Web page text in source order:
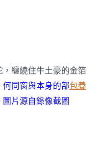
纏繞住牛土豪的金箔
何同窗與本身的部包養
片源自錄像截圖